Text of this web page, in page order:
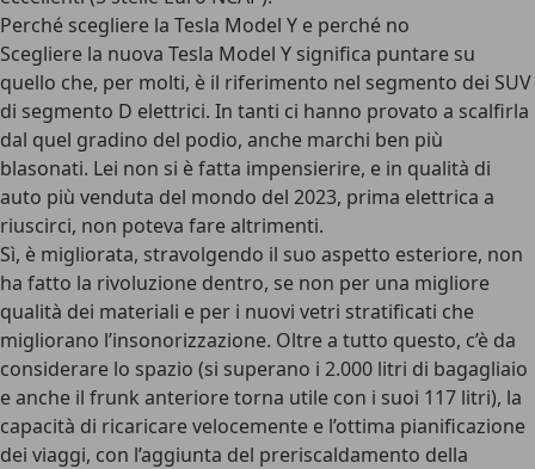
Perché scegliere la Tesla Model Y e perché no
Scegliere la nuova Tesla Model Y significa puntare su
quello che, per molti, è il riferimento nel segmento dei SUV
di segmento D elettrici. In tanti ci hanno provato a scalfirla
dal quel gradino del podio, anche marchi ben più
blasonati. Lei non si è fatta impensierire, e in qualità di
auto più venduta del mondo del 2023, prima elettrica a
riuscirci, non poteva fare altrimenti.
Sì, è migliorata, stravolgendo il suo aspetto esteriore, non
ha fatto la rivoluzione dentro, se non per una migliore
qualità dei materiali e per i nuovi vetri stratificati che
migliorano l’insonorizzazione. Oltre a tutto questo, c’è da
considerare lo spazio (si superano i 2.000 litri di bagagliaio
e anche il frunk anteriore torna utile con i suoi 117 litri), la
capacità di ricaricare velocemente e l’ottima pianificazione
dei viaggi, con l’aggiunta del preriscaldamento della